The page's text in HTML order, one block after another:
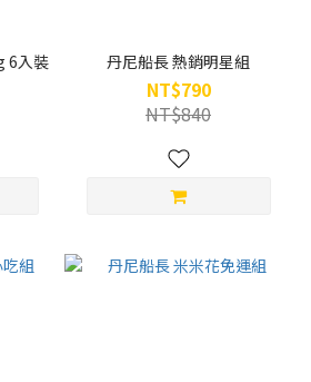
6入裝 丹尼船長 熱銷明星組
NT$790
NT$840